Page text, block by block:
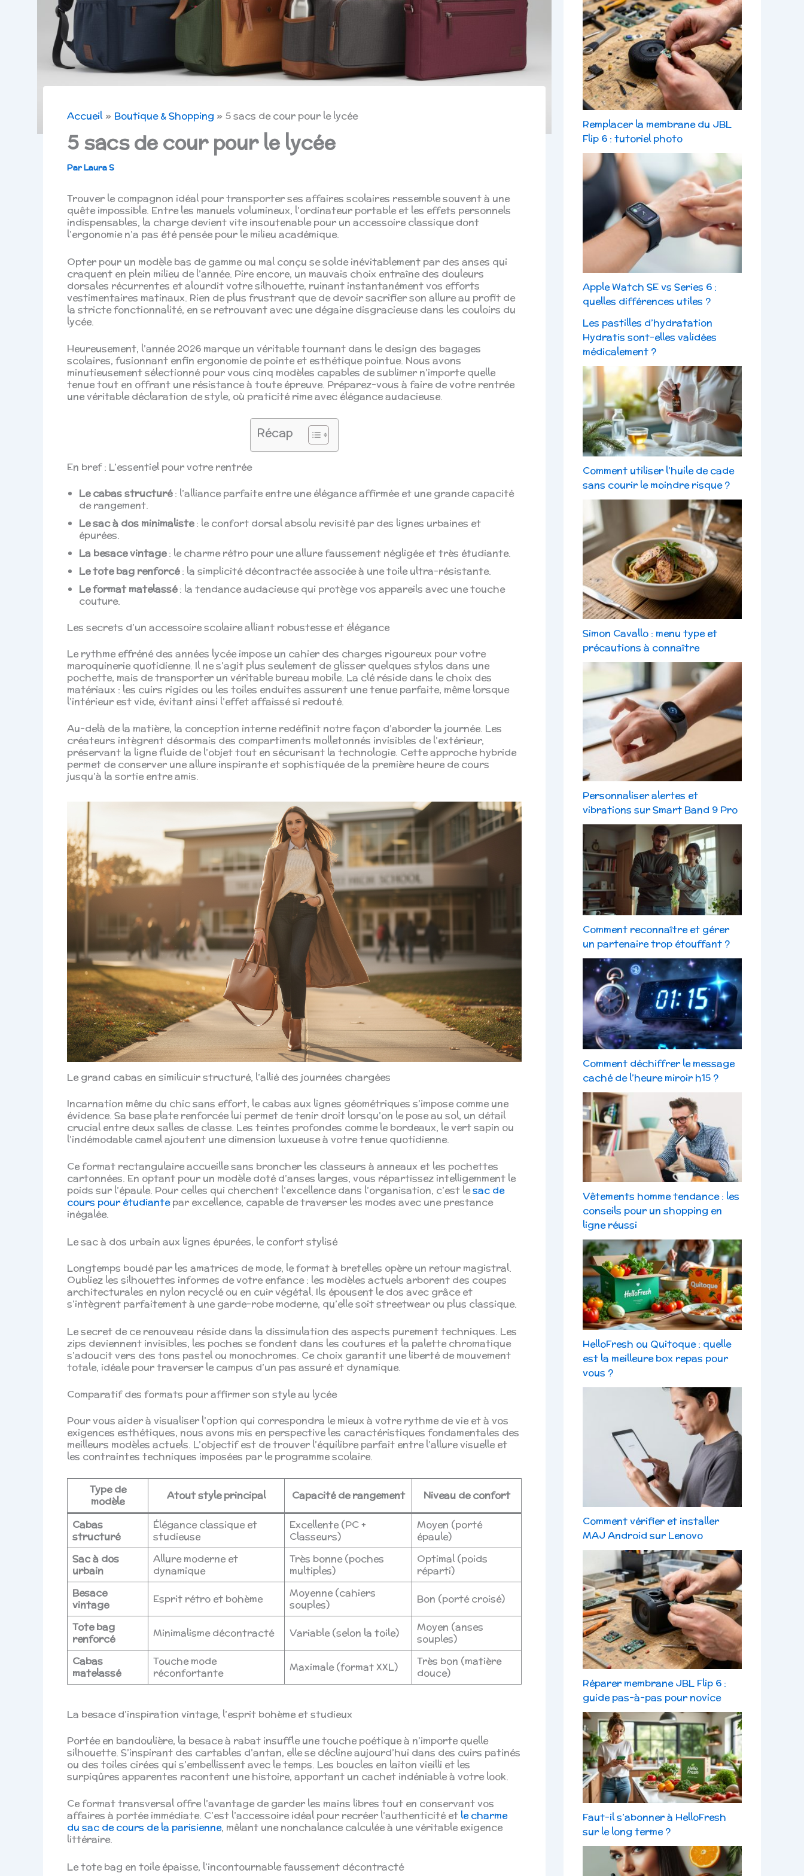
Accueil Boutique & Shopping 5 sacs de cour pour le lycée
5 sacs de cour pour le lycée
ParLaura S
Trouver le compagnon idéal pour transporter ses affaires scolaires ressemble souvent à une
quête impossible. Entre les manuels volumineux, l’ordinateur portable et les effets personnels
indispensables, la charge devient vite insoutenable pour un accessoire classique dont
l’ergonomie n’a pas été pensée pour le milieu académique.
Opter pour un modèle bas de gamme ou mal conçu se solde inévitablement par des anses qui
craquent en plein milieu de l’année. Pire encore, un mauvais choix entraîne des douleurs
dorsales récurrentes et alourdit votre silhouette, ruinant instantanément vos efforts
vestimentaires matinaux. Rien de plus frustrant que de devoir sacrifier son allure au profit de
la stricte fonctionnalité, en se retrouvant avec une dégaine disgracieuse dans les couloirs du
lycée.
Heureusement, l’année 2026 marque un véritable tournant dans le design des bagages
scolaires, fusionnant enfin ergonomie de pointe et esthétique pointue. Nous avons
minutieusement sélectionné pour vous cinq modèles capables de sublimer n’importe quelle
tenue tout en offrant une résistance à toute épreuve. Préparez-vous à faire de votre rentrée
une véritable déclaration de style, où praticité rime avec élégance audacieuse.
Récap
En bref : L’essentiel pour votre rentrée
Le cabas structuré: l’alliance parfaite entre une élégance affirmée et une grande capacité
de rangement.
Le sac à dos minimaliste: le confort dorsal absolu revisité par des lignes urbaines et
épurées.
La besace vintage: le charme rétro pour une allure faussement négligée et très étudiante.
Le tote bag renforcé: la simplicité décontractée associée à une toile ultra-résistante.
Le format matelassé: la tendance audacieuse qui protège vos appareils avec une touche
couture.
Les secrets d’un accessoire scolaire alliant robustesse et élégance
Le rythme effréné des années lycée impose un cahier des charges rigoureux pour votre
maroquinerie quotidienne. Il ne s’agit plus seulement de glisser quelques stylos dans une
pochette, mais de transporter un véritable bureau mobile. La clé réside dans le choix des
matériaux : les cuirs rigides ou les toiles enduites assurent une tenue parfaite, même lorsque
l’intérieur est vide, évitant ainsi l’effet affaissé si redouté.
Au-delà de la matière, la conception interne redéfinit notre façon d’aborder la journée. Les
créateurs intègrent désormais des compartiments molletonnés invisibles de l’extérieur,
préservant la ligne fluide de l’objet tout en sécurisant la technologie. Cette approche hybride
permet de conserver une allure inspirante et sophistiquée de la première heure de cours
jusqu’à la sortie entre amis.
Le grand cabas en similicuir structuré, l’allié des journées chargées
Incarnation même du chic sans effort, le cabas aux lignes géométriques s’impose comme une
évidence. Sa base plate renforcée lui permet de tenir droit lorsqu’on le pose au sol, un détail
crucial entre deux salles de classe. Les teintes profondes comme le bordeaux, le vert sapin ou
l’indémodable camel ajoutent une dimension luxueuse à votre tenue quotidienne.
Ce format rectangulaire accueille sans broncher les classeurs à anneaux et les pochettes
cartonnées. En optant pour un modèle doté d’anses larges, vous répartissez intelligemment le
poids sur l’épaule. Pour celles qui cherchent l’excellence dans l’organisation, c’est lesac de
cours pour étudiantepar excellence, capable de traverser les modes avec une prestance
inégalée.
Le sac à dos urbain aux lignes épurées, le confort stylisé
Longtemps boudé par les amatrices de mode, le format à bretelles opère un retour magistral.
Oubliez les silhouettes informes de votre enfance : les modèles actuels arborent des coupes
architecturales en nylon recyclé ou en cuir végétal. Ils épousent le dos avec grâce et
s’intègrent parfaitement à une garde-robe moderne, qu’elle soit streetwear ou plus classique.
Le secret de ce renouveau réside dans la dissimulation des aspects purement techniques. Les
zips deviennent invisibles, les poches se fondent dans les coutures et la palette chromatique
s’adoucit vers des tons pastel ou monochromes. Ce choix garantit une liberté de mouvement
totale, idéale pour traverser le campus d’un pas assuré et dynamique.
Comparatif des formats pour affirmer son style au lycée
Pour vous aider à visualiser l’option qui correspondra le mieux à votre rythme de vie et à vos
exigences esthétiques, nous avons mis en perspective les caractéristiques fondamentales des
meilleurs modèles actuels. L’objectif est de trouver l’équilibre parfait entre l’allure visuelle et
les contraintes techniques imposées par le programme scolaire.
Type de
modèle
Atout style principal Capacité de rangement Niveau de confort
Cabas
structuré
Élégance classique et
studieuse
Excellente (PC +
Classeurs)
Moyen (porté
épaule)
Sac à dos
urbain
Allure moderne et
dynamique
Très bonne (poches
multiples)
Optimal (poids
réparti)
Besace
vintage
Esprit rétro et bohème
Moyenne (cahiers
souples)
Bon (porté croisé)
Tote bag
renforcé
Minimalisme décontracté Variable (selon la toile)
Moyen (anses
souples)
Cabas
matelassé
Touche mode
réconfortante
Maximale (format XXL)
Très bon (matière
douce)
La besace d’inspiration vintage, l’esprit bohème et studieux
Portée en bandoulière, la besace à rabat insuffle une touche poétique à n’importe quelle
silhouette. S’inspirant des cartables d’antan, elle se décline aujourd’hui dans des cuirs patinés
ou des toiles cirées qui s’embellissent avec le temps. Les boucles en laiton vieilli et les
surpiqûres apparentes racontent une histoire, apportant un cachet indéniable à votre look.
Ce format transversal offre l’avantage de garder les mains libres tout en conservant vos
affaires à portée immédiate. C’est l’accessoire idéal pour recréer l’authenticité et le charme
du sac de cours de la parisienne, mêlant une nonchalance calculée à une véritable exigence
littéraire.
Le tote bag en toile épaisse, l’incontournable faussement décontracté
Remplacer la membrane du JBL
Flip 6 : tutoriel photo
Apple Watch SE vs Series 6 :
quelles différences utiles ?
Les pastilles d’hydratation
Hydratis sont-elles validées
médicalement ?
Comment utiliser l’huile de cade
sans courir le moindre risque ?
Simon Cavallo : menu type et
précautions à connaître
Personnaliser alertes et
vibrations sur Smart Band 9 Pro
Comment reconnaître et gérer
un partenaire trop étouffant ?
Comment déchiffrer le message
caché de l’heure miroir h15 ?
Vêtements homme tendance : les
conseils pour un shopping en
ligne réussi
HelloFresh ou Quitoque : quelle
est la meilleure box repas pour
vous ?
Comment vérifier et installer
MAJ Android sur Lenovo
Réparer membrane JBL Flip 6 :
guide pas-à-pas pour novice
Faut-il s’abonner à HelloFresh
sur le long terme ?